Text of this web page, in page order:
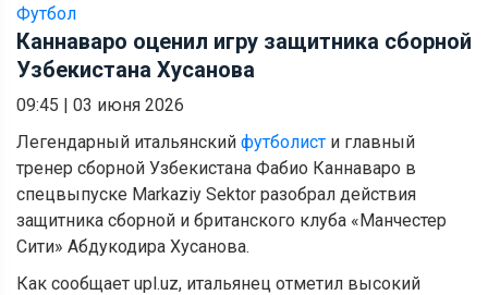
Футбол
Каннаваро оценил игру защитника сборной
Узбекистана Хусанова
09:45 | 03 июня 2026
Легендарный итальянский футболист и главный
тренер сборной Узбекистана Фабио Каннаваро в
спецвыпуске Markaziy Sektor разобрал действия
защитника сборной и британского клуба «Манчестер
Сити» Абдукодира Хусанова.
Как сообщает upl.uz, итальянец отметил высокий